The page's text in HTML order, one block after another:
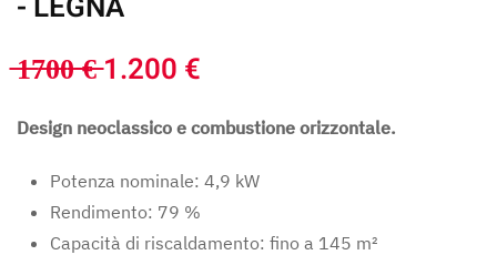
̶1̶7̶0̶0̶ ̶€̶ 1.200 €
Design neoclassico e combustione orizzontale.
Potenza nominale: 4,9 kW
Rendimento: 79 %
Capacità di riscaldamento: fino a 145 m²